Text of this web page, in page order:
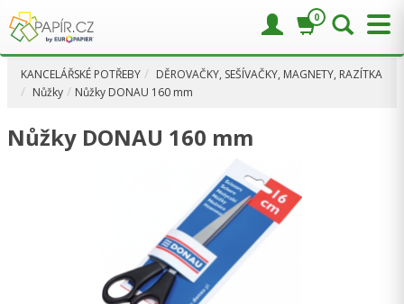
KANCELÁŘSKÉ POTŘEBY
DĚROVAČKY, SEŠÍVAČKY, MAGNETY, RAZÍTKA
Nůžky
Nůžky DONAU 160 mm
Nůžky DONAU 160 mm
0